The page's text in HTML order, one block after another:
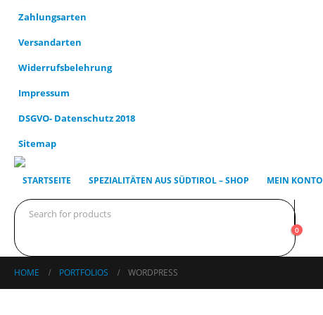
Zahlungsarten
Versandarten
Widerrufsbelehrung
Impressum
DSGVO- Datenschutz 2018
Sitemap
STARTSEITE SPEZIALITÄTEN AUS SÜDTIROL – SHOP MEIN KONTO
0
HOME PORTFOLIOS WORDPRESS